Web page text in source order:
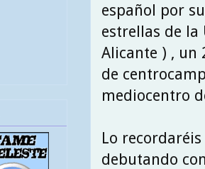
español por
estrellas de la
Alicante ) , un
de
mediocentro
Lo
debutando